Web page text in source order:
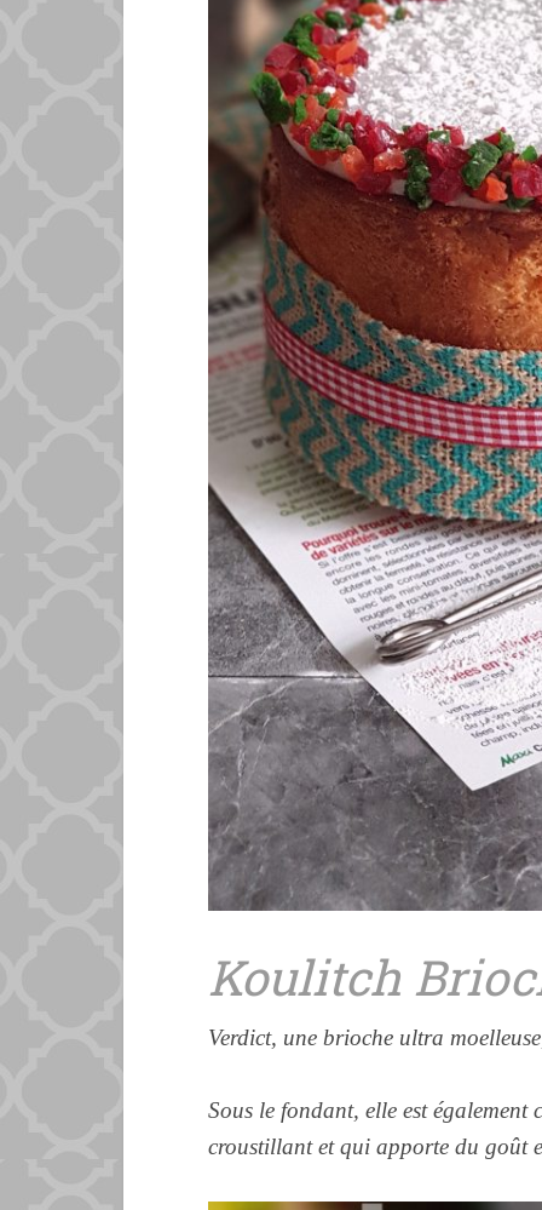
Koulitch
Verdict, une brioche ultra
Sous le fondant, elle est également
croustillant et qui apporte du goût